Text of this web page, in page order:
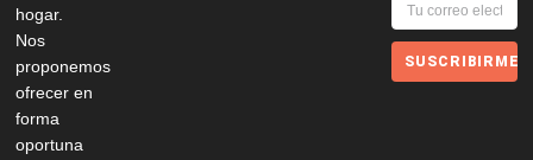
hogar.
Nos
proponemos
ofrecer en
forma
oportuna
SUSCRIBIRME